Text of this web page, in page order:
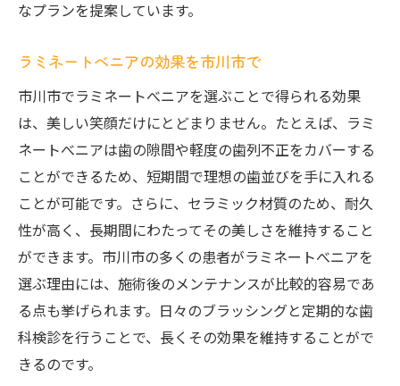
なプランを提案しています。
ラミネートべニアの効果を市川市で
市川市でラミネートべニアを選ぶことで得られる効果
は、美しい笑顔だけにとどまりません。たとえば、ラミ
ネートべニアは歯の隙間や軽度の歯列不正をカバーする
ことができるため、短期間で理想の歯並びを手に入れる
ことが可能です。さらに、セラミック材質のため、耐久
性が高く、長期間にわたってその美しさを維持すること
ができます。市川市の多くの患者がラミネートべニアを
選ぶ理由には、施術後のメンテナンスが比較的容易であ
る点も挙げられます。日々のブラッシングと定期的な歯
科検診を行うことで、長くその効果を維持することがで
きるのです。